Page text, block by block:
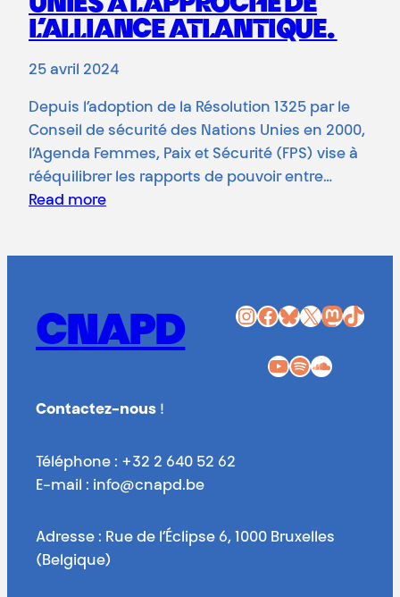
L’ALLIANCE ATLANTIQUE.
25 avril 2024
Depuis l’adoption de la Résolution 1325 par le
Conseil de sécurité des Nations Unies en 2000,
l’Agenda Femmes, Paix et Sécurité (FPS) vise à
rééquilibrer les rapports de pouvoir entre…
Read more
CNAPD InstagramFacebook Bluesky X Mastodon TikTok
YouTube Spotify SoundCloud
Contactez-nous !
Téléphone : +32 2 640 52 62
E-mail : info@cnapd.be
Adresse : Rue de l’Éclipse 6, 1000 Bruxelles
(Belgique)